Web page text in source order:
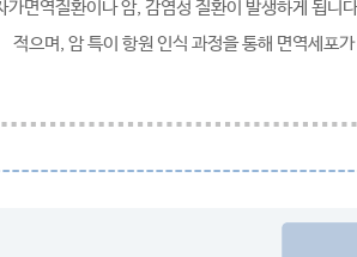
면역질환이나 암, 감염성 질환이 발생하게 됩
적으며, 암 특이 항원 인식 과정을 통해 면역세포